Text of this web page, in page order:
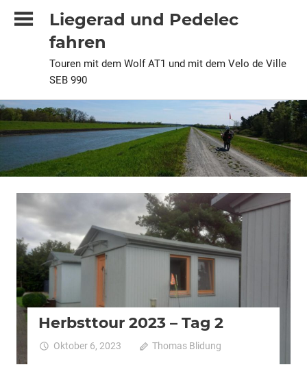
Inhalt
Liegerad und Pedelec
fahren
Touren mit dem Wolf AT1 und mit dem Velo de Ville
SEB 990
Urlaubstour
Herbsttour 2023 – Tag 2
Oktober 6, 2023 Thomas Blidung